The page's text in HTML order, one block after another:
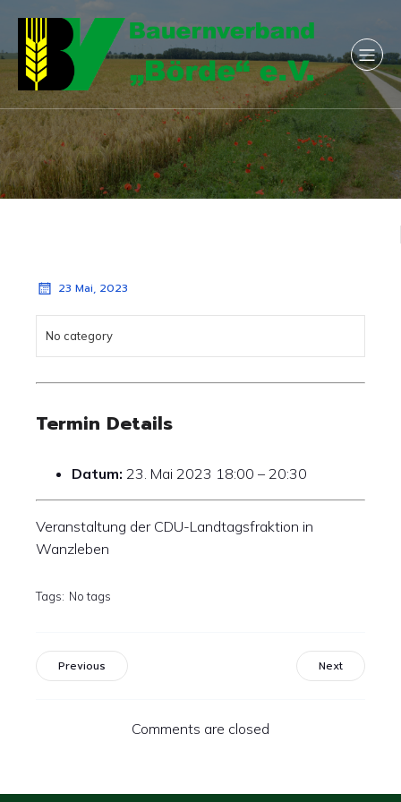
23 Mai, 2023
No category
Termin Details
Datum: 23. Mai 2023 18:00 – 20:30
Veranstaltung der CDU-Landtagsfraktion in
Wanzleben
Tags: No tags
Previous Next
Comments are closed